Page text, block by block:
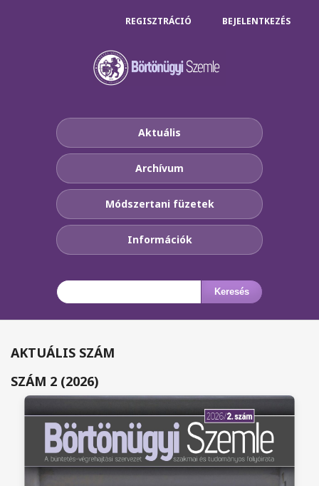
Aktuális
Archívum
Módszertani füzetek
Információk
Keresés
REGISZTRÁCIÓ BEJELENTKEZÉS
AKTUÁLIS SZÁM
SZÁM 2 (2026)